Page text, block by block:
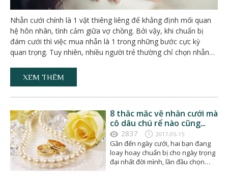
Nhẫn cưới chính là 1 vật thiêng liêng để khẳng định mối quan
hệ hôn nhân, tình cảm giữa vợ chồng. Bởi vậy, khi chuẩn bị
đám cưới thì việc mua nhẫn là 1 trong những bước cực kỳ
quan trọng. Tuy nhiên, nhiều người trẻ thường chỉ chọn nhẫn…
XEM THÊM
8 thắc mắc về nhẫn cưới mà
cô dâu chú rể nào cũng
muốn biết
2837 2017-05-15
Gần đến ngày cưới, hai bạn đang
loay hoay chuẩn bị cho ngày trọng
đại nhất đời mình, lần đầu chọn